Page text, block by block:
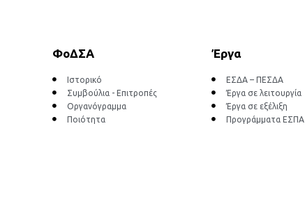
ΦοΔΣΑ
Ιστορικό
Συμβούλια - Επιτροπές
Οργανόγραμμα
Ποιότητα
Έργα
ΕΣΔΑ – ΠΕΣΔΑ
Έργα σε λειτουργία
Έργα σε εξέλιξη
Προγράμματα ΕΣΠΑ